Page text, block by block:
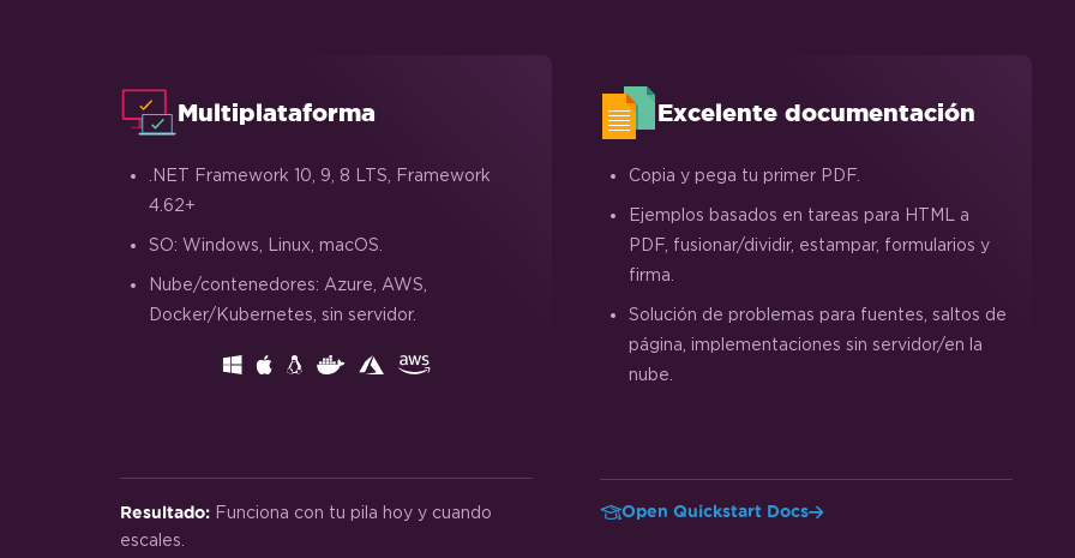
Configurar a escala de grises
Multiplataforma
.NET Framework 10, 9, 8 LTS, Framework
4.62+
SO: Windows, Linux, macOS.
Nube/contenedores: Azure, AWS,
Docker/Kubernetes, sin servidor.
Resultado: Funciona con tu pila hoy y cuando
escales.
Excelente documentación
Copia y pega tu primer PDF.
Ejemplos basados en tareas para HTML a
PDF, fusionar/dividir, estampar, formularios y
firma.
Solución de problemas para fuentes, saltos de
página, implementaciones sin servidor/en la
nube.
Open Quickstart Docs